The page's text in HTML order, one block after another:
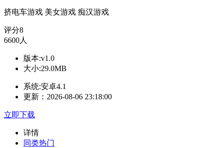
挤电车游戏 美女游戏 痴汉游戏
评分8
6600人
版本:v1.0
大小:29.0MB
系统:安卓4.1
更新：2026-08-06 23:18:00
立即下载
详情
同类热门